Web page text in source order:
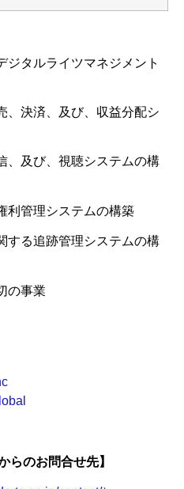
ジタルライツマネジメント
、決済、及び、収益分配シ
、及び、視聴システムの構
利管理システムの構築
する追跡管理システムの構
の事業
らのお問合せ先】